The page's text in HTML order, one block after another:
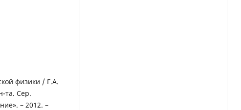
физики / Г.А.
та. Сер.
– 2012. –